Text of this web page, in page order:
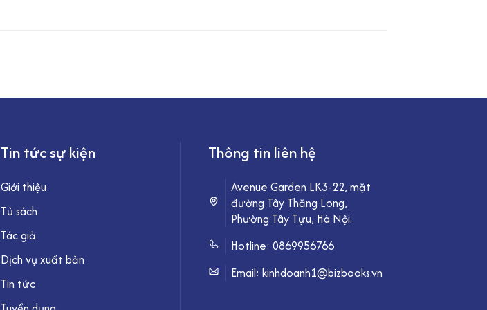
Tin tức sự kiện
Giới thiệu
Tủ sách
Tác giả
Dịch vụ xuất bản
Tin tức
Thông tin liên hệ
Avenue Garden LK3-22, mặt
đường Tây Thăng Long,
Phường Tây Tựu, Hà Nội.
Hotline: 0869956766
Email: kinhdoanh1@bizbooks.vn